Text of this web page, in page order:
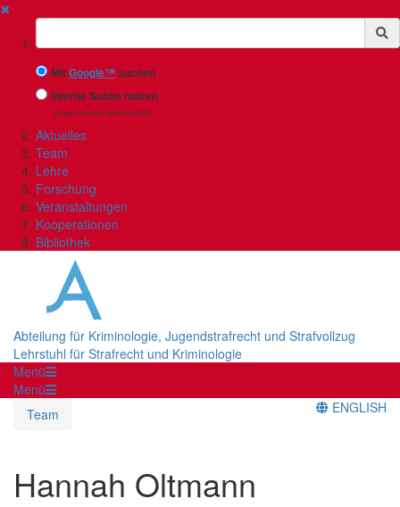
✖
Suchbegriff
MitGoogle™suchen
Interne Suche nutzen
(eingeschränkte Ergebnisqualität)
Aktuelles
Team
Lehre
Forschung
Veranstaltungen
Kooperationen
Bibliothek
Abteilung für Kriminologie, Jugendstrafrecht und Strafvollzug
Lehrstuhl für Strafrecht und Kriminologie
Menü
Menü
Team
ENGLISH
Hannah Oltmann